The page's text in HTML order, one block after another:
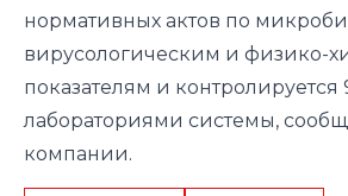
нормативных актов по
вирусологическим и физико-
показателям и контролируется
лабораториями системы,
компании.